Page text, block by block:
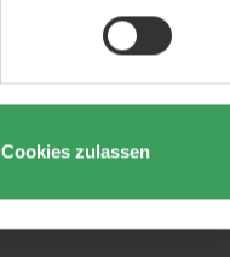
Cookies zulassen